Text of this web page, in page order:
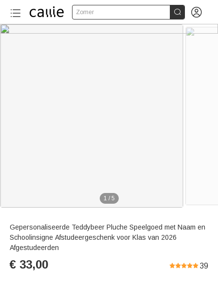
Zomer  
1 / 5
Gepersonaliseerde Teddybeer Pluche Speelgoed met Naam en
Schoolinsigne Afstudeergeschenk voor Klas van 2026
Afgestudeerden
€ 33,00 39